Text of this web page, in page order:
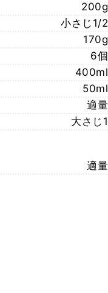
200g
小さじ1/2
170g
6個
400ml
50ml
適量
大さじ1
適量